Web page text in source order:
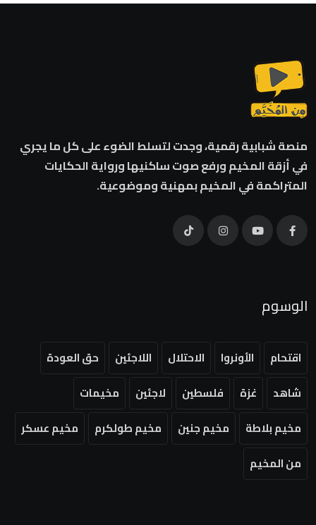
منصة شبابية رقمية، وجدت لتسلط الضوء على كل ما يجري
في أزقة المخيم ورفع صوت ساكنيها ورواية الحكايات
المتراكمة في المخيم بمهنية وموضوعية.
الوسوم
اقتحام الأونروا الاحتلال اللاجئين
حق العودة
شاهد
غزة فلسطين لاجئين
مخيمات
مخيم بلاطة
مخيم جنين مخيم طولكرم
مخيم عسكر
من المخيم